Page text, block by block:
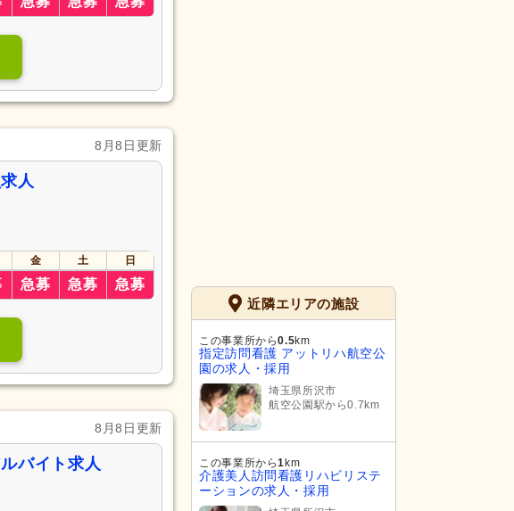
8月8日更新
人
金 土
日
急募 急募 急募
8月8日更新
バイト求人
近隣エリアの施設
この事業所から0.5km
指定訪問看護 アットリハ航空公
園の求人・採用
埼玉県所沢市
航空公園駅から0.7km
この事業所から1km
介護美人訪問看護リハビリステ
ーションの求人・採用